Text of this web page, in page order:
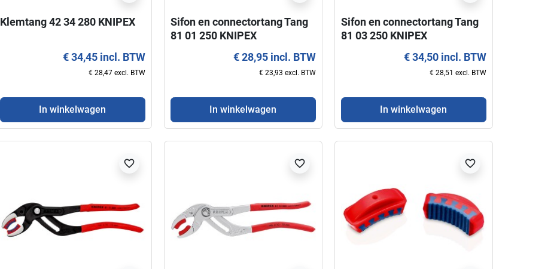
Klemtang 42 34 280 KNIPEX
€ 34,45 incl. BTW
€ 28,47 excl. BTW
In winkelwagen
Sifon en connectortang Tang
81 01 250 KNIPEX
€ 28,95 incl. BTW
€ 23,93 excl. BTW
In winkelwagen
Sifon en connectortang Tang
81 03 250 KNIPEX
€ 34,50 incl. BTW
€ 28,51 excl. BTW
In winkelwagen
favorite_border favorite_border favorite_border